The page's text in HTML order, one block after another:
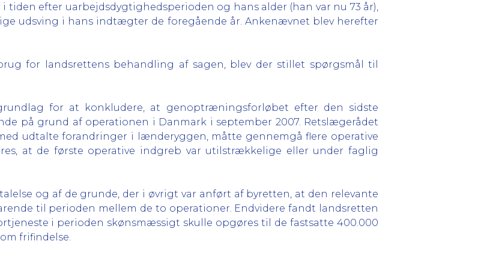
efter uarbejdsdygtighedsperioden og hans alder (han var nu 73 år),
udsving i hans indtægter de foregående år. Ankenævnet blev herefter
for landsrettens behandling af sagen, blev der stillet spørgsmål til
for at konkludere, at genoptræningsforløbet efter den sidste
på grund af operationen i Danmark i september 2007. Retslægerådet
udtalte forandringer i lænderyggen, måtte gennemgå flere operative
at de første operative indgreb var utilstrækkelige eller under faglig
og af de grunde, der i øvrigt var anført af byretten, at den relevante
til perioden mellem de to operationer. Endvidere fandt landsretten
i perioden skønsmæssigt skulle opgøres til de fastsatte 400.000
frifindelse.